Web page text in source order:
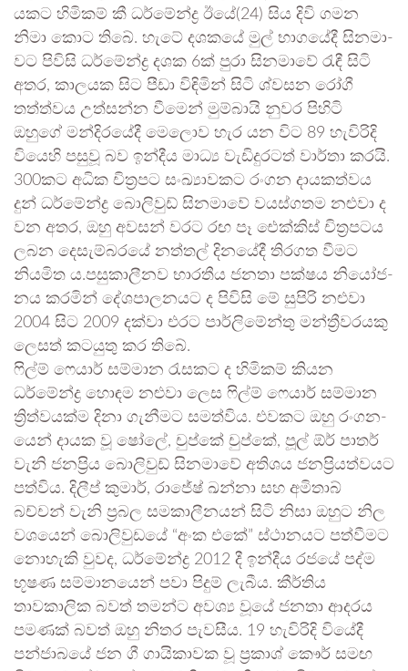
ය­කට හිමි­කම් කී ධර්මේන්ද්‍ර ඊයේ(24) සිය දිවි ගමන
නිමා කොට තිබේ. හැටේ දශ­කයේ මුල් භාග­යේදී සින­මා­
වට පිවිසි ධර්මේන්ද්‍ර දශක 6ක් පුරා සින­මාවේ රැඳී සිටි
අතර, කාල­යක සිට පීඩා විඳි­මින් සිටි ශ්වසන රෝගී
තත්ත්වය උත්සන්න වීමෙන් මුම්බායි නුවර පිහිටි
ඔහුගේ මන්දි­ර­යේදී මෙලොව හැර යන විට 89 හැවි­රිදි
වියෙහි පසුවූ බව ඉන්දීය මාධ්‍ය වැඩි­දු­ර­ටත් වාර්තා කරයි.
300කට අධික චිත්‍ර­පට සංඛ්‍යා­ව­කට රංගන දාය­ක­ත්වය
දුන් ධර්මේන්ද්‍ර බොලි­වුඩ් සින­මාවේ වය­ස්ග­තම නළුවා ද
වන අතර, ඔහු අව­සන් වරට රඟ පෑ ඓක්කිස් චිත්‍ර­ප­ටය
ලබන දෙසැ­ම්බ­රයේ නත්තල් දින­යේදී තිර­ගත වීමට
නිය­මිත ය.පසු­කා­ලී­නව භාර­තීය ජනතා පක්ෂය නියෝ­ජ­
නය කර­මින් දේශ­පා­ල­න­යට ද පිවිසි මේ සුපිරි නළුවා
2004 සිට 2009 දක්වා එරට පාර්ලි­මේන්තු මන්ත්‍රී­ව­ර­යකු
ලෙසත් කට­යුතු කර තිබේ.
ෆිල්ම් ෆෙයාර් සම්මාන රැස­කට ද හිමි­කම් කියන
ධර්මේන්ද්‍ර හොඳම නළුවා ලෙස ෆිල්ම් ෆෙයාර් සම්මාන
ත්‍රිත්ව­යක්ම දිනා ගැනී­මට සම­ත්විය. එව­කට ඔහු රංග­න­
යෙන් දායක වූ ෂෝලේ, චුප්කේ චුප්කේ, පූල් ඕර් පාතර්
වැනි ජන­ප්‍රිය බොලි­වුඩ් සින­මාවේ අති­ශය ජන­ප්‍රි­ය­ත්ව­යට
පත්විය. දිලීප් කුමාර්, රාජේෂ් ඛන්නා සහ අමිතාබ්
බච්චන් වැනි ප්‍රබල සමකාලීනයන් සිටි නිසා ඔහුට නිල
වශයෙන් බොලිවුඩයේ “අංක එකේ” ස්ථානයට පත්වීමට
නොහැකි වුවද, ධර්මේන්ද්‍ර 2012 දී ඉන්දීය රජයේ පද්ම
භූෂණ සම්මානයෙන් පවා පිදුම් ලැබීය. කීර්තිය
තාවකාලික බවත් තමන්ට අවශ්‍ය වූයේ ජනතා ආදරය
පමණක් බවත් ඔහු නිතර පැවසීය. 19 හැවි­රිදි වියේදී
පන්ජා­බයේ ජන ගී ගායි­කා­වක වූ ප්‍රකාශ් කෞර් සමඟ